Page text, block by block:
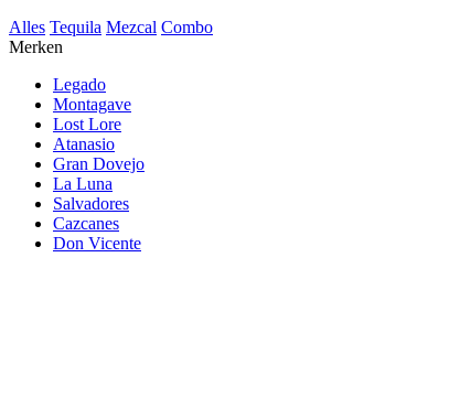
Alles Tequila Mezcal Combo
Merken
Legado
Montagave
Lost Lore
Atanasio
Gran Dovejo
La Luna
Salvadores
Cazcanes
Don Vicente